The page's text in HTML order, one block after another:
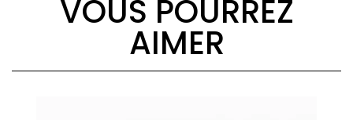
VOUS POURREZ
AIMER